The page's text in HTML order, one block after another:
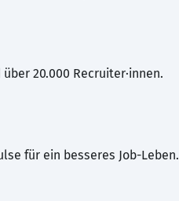
20.000 Recruiter·innen.
für ein besseres Job-Leben.